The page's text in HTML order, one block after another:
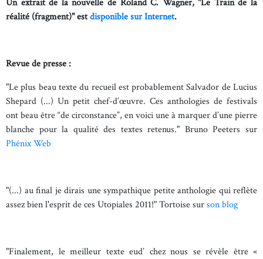
Un extrait de la nouvelle de Roland C. Wagner, "Le Train de la
réalité (fragment)" estdisponible sur Internet.
Revue de presse :
"Le plus beau texte du recueil est probablement Salvador de Lucius
Shepard (...) Un petit chef-d’œuvre. Ces anthologies de festivals
ont beau être “de circonstance”, en voici une à marquer d’une pierre
blanche pour la qualité des textes retenus." Bruno Peeters sur
Phénix Web
"(...) au final je dirais une sympathique petite anthologie qui reflète
assez bien l'esprit de ces Utopiales 2011!" Tortoise surson blog
"Finalement, le meilleur texte eud’ chez nous se révèle être «